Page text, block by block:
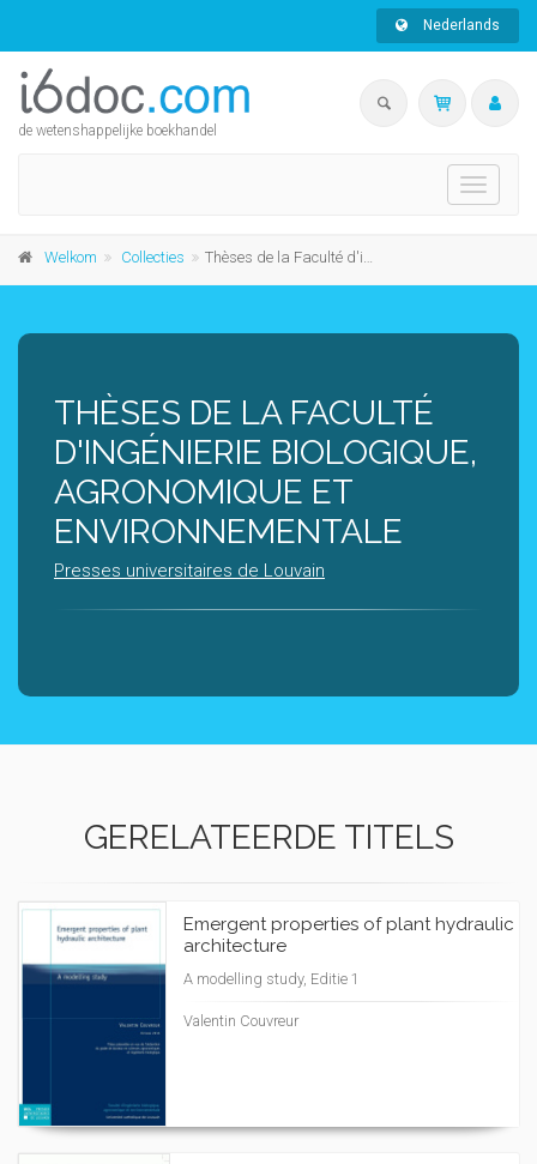
Nederlands
de wetenshappelijke boekhandel
Toggle
Welkom Collecties Thèses de la Faculté d'ingénierie biologique, agronomique et environnementale
THÈSES DE LA FACULTÉ
D'INGÉNIERIE BIOLOGIQUE,
AGRONOMIQUE ET
ENVIRONNEMENTALE
Presses universitaires de Louvain
GERELATEERDE TITELS
Emergent properties of plant hydraulic
architecture
A modelling study, Editie 1
Valentin Couvreur